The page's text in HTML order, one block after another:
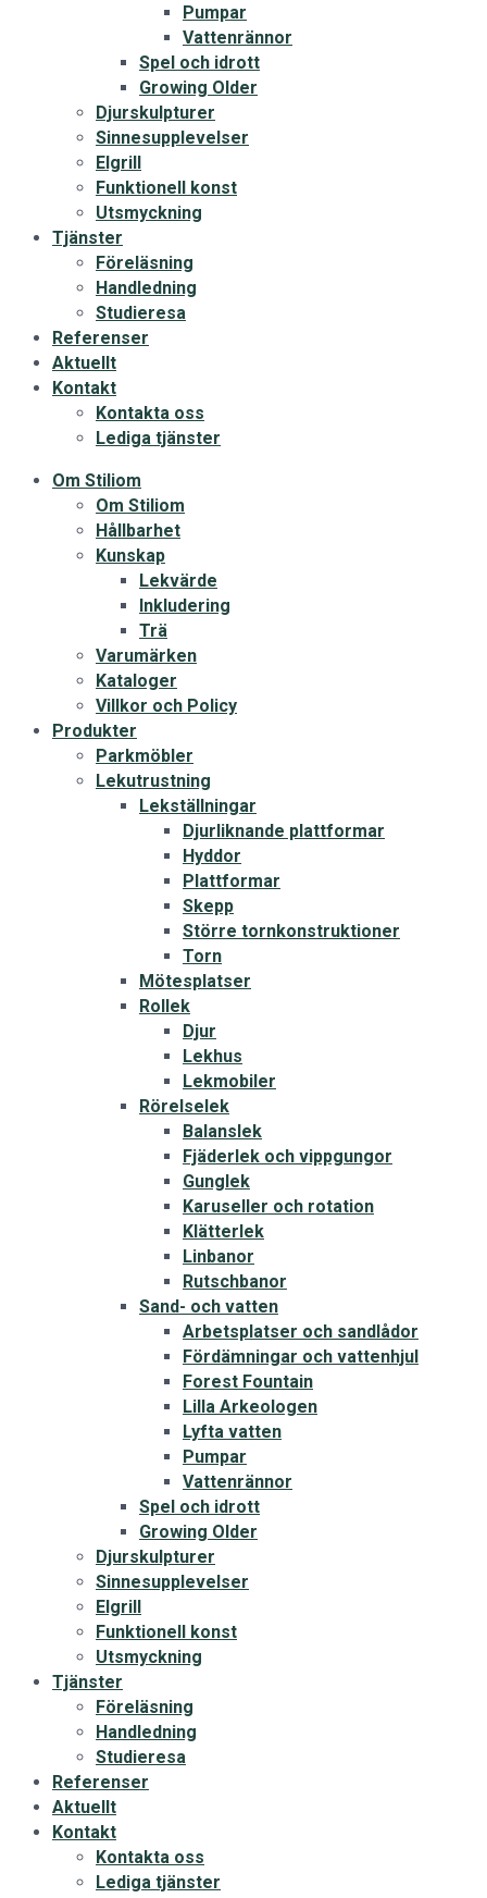
Pumpar
Vattenrännor
Spel och idrott
Growing Older
Djurskulpturer
Sinnesupplevelser
Elgrill
Funktionell konst
Utsmyckning
Tjänster
Föreläsning
Handledning
Studieresa
Referenser
Aktuellt
Kontakt
Kontakta oss
Lediga tjänster
Om Stiliom
Om Stiliom
Hållbarhet
Kunskap
Lekvärde
Inkludering
Trä
Varumärken
Kataloger
Villkor och Policy
Produkter
Parkmöbler
Lekutrustning
Lekställningar
Djurliknande plattformar
Hyddor
Plattformar
Skepp
Större tornkonstruktioner
Torn
Mötesplatser
Rollek
Djur
Lekhus
Lekmobiler
Rörelselek
Balanslek
Fjäderlek och vippgungor
Gunglek
Karuseller och rotation
Klätterlek
Linbanor
Rutschbanor
Sand- och vatten
Arbetsplatser och sandlådor
Fördämningar och vattenhjul
Forest Fountain
Lilla Arkeologen
Lyfta vatten
Pumpar
Vattenrännor
Spel och idrott
Growing Older
Djurskulpturer
Sinnesupplevelser
Elgrill
Funktionell konst
Utsmyckning
Tjänster
Föreläsning
Handledning
Studieresa
Referenser
Aktuellt
Kontakt
Kontakta oss
Lediga tjänster